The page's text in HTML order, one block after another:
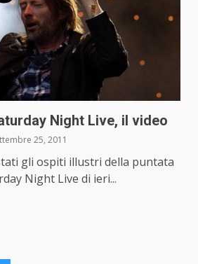
Night Live, il video
25, 2011
gli ospiti illustri della puntata
Night Live di ieri...